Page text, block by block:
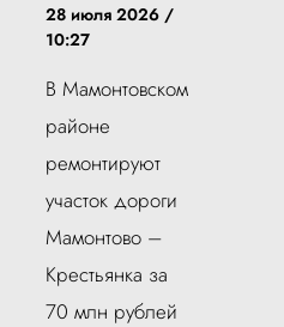
28 июля 2026 /
10:27
В Мамонтовском
районе
ремонтируют
участок дороги
Мамонтово –
Крестьянка за
70 млн рублей